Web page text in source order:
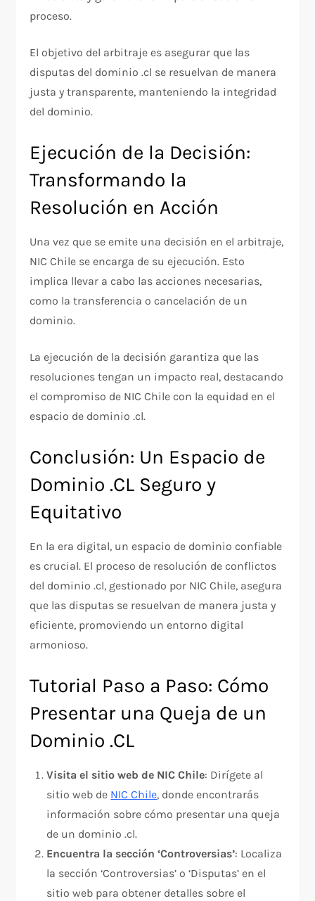
proceso.
El objetivo del arbitraje es asegurar que las
disputas del dominio .cl se resuelvan de manera
justa y transparente, manteniendo la integridad
del dominio.
Ejecución de la Decisión:
Transformando la
Resolución en Acción
Una vez que se emite una decisión en el arbitraje,
NIC Chile se encarga de su ejecución. Esto
implica llevar a cabo las acciones necesarias,
como la transferencia o cancelación de un
dominio.
La ejecución de la decisión garantiza que las
resoluciones tengan un impacto real, destacando
el compromiso de NIC Chile con la equidad en el
espacio de dominio .cl.
Conclusión: Un Espacio de
Dominio .CL Seguro y
Equitativo
En la era digital, un espacio de dominio confiable
es crucial. El proceso de resolución de conflictos
del dominio .cl, gestionado por NIC Chile, asegura
que las disputas se resuelvan de manera justa y
eficiente, promoviendo un entorno digital
armonioso.
Tutorial Paso a Paso: Cómo
Presentar una Queja de un
Dominio .CL
Visita el sitio web de NIC Chile: Dirígete al
sitio web de NIC Chile, donde encontrarás
información sobre cómo presentar una queja
de un dominio .cl.
Encuentra la sección ‘Controversias’: Localiza
la sección ‘Controversias’ o ‘Disputas’ en el
sitio web para obtener detalles sobre el